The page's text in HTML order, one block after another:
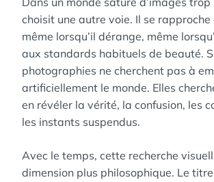
choisit une autre voie. Il se rapproche
même lorsqu’il dérange, même
aux standards habituels de beauté.
photographies ne cherchent pas à
artificiellement le monde. Elles
en révéler la vérité, la confusion, les
les instants suspendus.
Avec le temps, cette recherche
dimension plus philosophique. Le